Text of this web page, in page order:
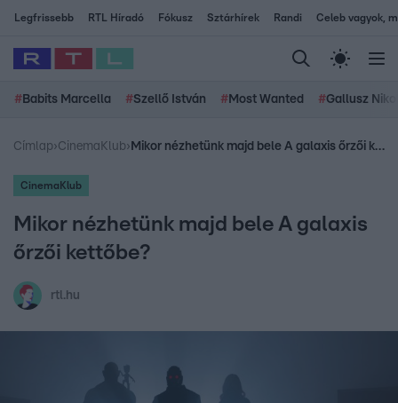
Legfrissebb RTL Híradó Fókusz Sztárhírek Randi Celeb vagyok,
# Babits Marcella #Szellő István # Most Wanted #Gallusz
Címlap›CinemaKlub› Mikor nézhetünk majd bele A galaxis őrzői kettőbe?
CinemaKlub
Mikor nézhetünk majd bele A galaxis
őrzői kettőbe?
rtl.hu